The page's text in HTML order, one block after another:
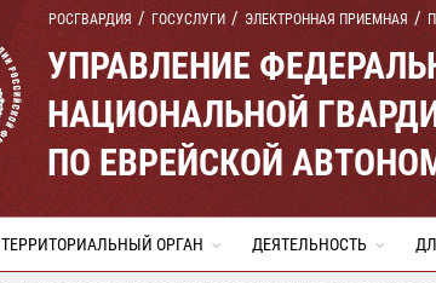
РОСГВАРДИЯ ГОСУСЛУГИ ЭЛЕКТРОННАЯ ПРИЕМНАЯ
УПРАВЛЕНИЕ
НАЦИОНАЛЬНОЙ
ПО ЕВРЕЙСКОЙ
ТЕРРИТОРИАЛЬНЫЙ ОРГАН ДЕЯТЕЛЬНОСТЬ